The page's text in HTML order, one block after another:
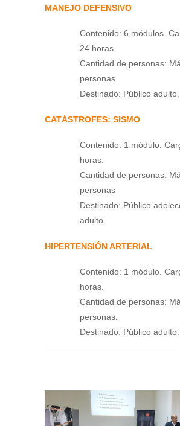
MANEJO DEFENSIVO
Contenido: 6 módulos.
24 horas.
Cantidad de personas:
personas.
Destinado: Público adulto.
CATÁSTROFES: SISMO
Contenido: 1 módulo.
horas.
Cantidad de personas:
personas
Destinado: Público
adulto
HIPERTENSIÓN ARTERIAL
Contenido: 1 módulo.
horas.
Cantidad de personas:
personas.
Destinado: Público adulto.